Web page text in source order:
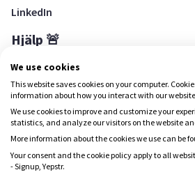
LinkedIn
Hjälp 🚨
Hjälpcenter
Ladda ned Yepstr
Ladda ned Yepstr
We use cookies
This website saves cookies on your computer.
information about how you interact with our
We use cookies to improve and customize your
statistics, and analyze our visitors on the website
More information about the cookies we use can be
Your consent and the cookie policy apply to all
- Signup, Yepstr.